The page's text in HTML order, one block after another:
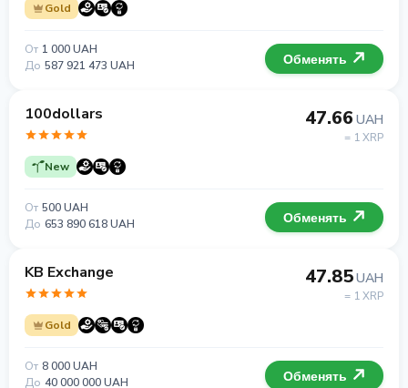
Gold
От 1 000 UAH
До 587 921 473 UAH Обменять
100dollars
New
47.66 UAH
= 1 XRP
От 500 UAH
До 653 890 618 UAH Обменять
KB Exchange
Gold
47.85UAH
= 1 XRP
От 8 000 UAH
До 40 000 000 UAH Обменять